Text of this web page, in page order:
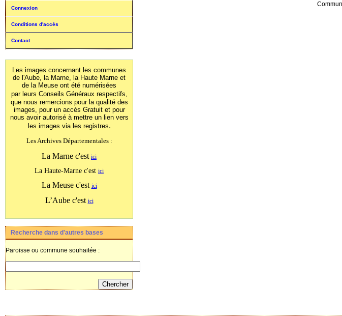
Connexion
Conditions d'accès
Contact
Les images concernant les communes
de l'Aube, la Marne, la Haute Marne et
de la Meuse ont été numérisées
par leurs Conseils Généraux respectifs,
que nous remercions pour la qualité des
images, pour un accès Gratuit et pour
nous avoir autorisé à mettre un lien vers
les images via les registres.
Les Archives Départementales :
La Marne c'est ici
La Haute-Marne c'est ici
La Meuse c'est ici
L’Aube c'est ici
Recherche dans d'autres bases
Paroisse ou commune souhaitée :